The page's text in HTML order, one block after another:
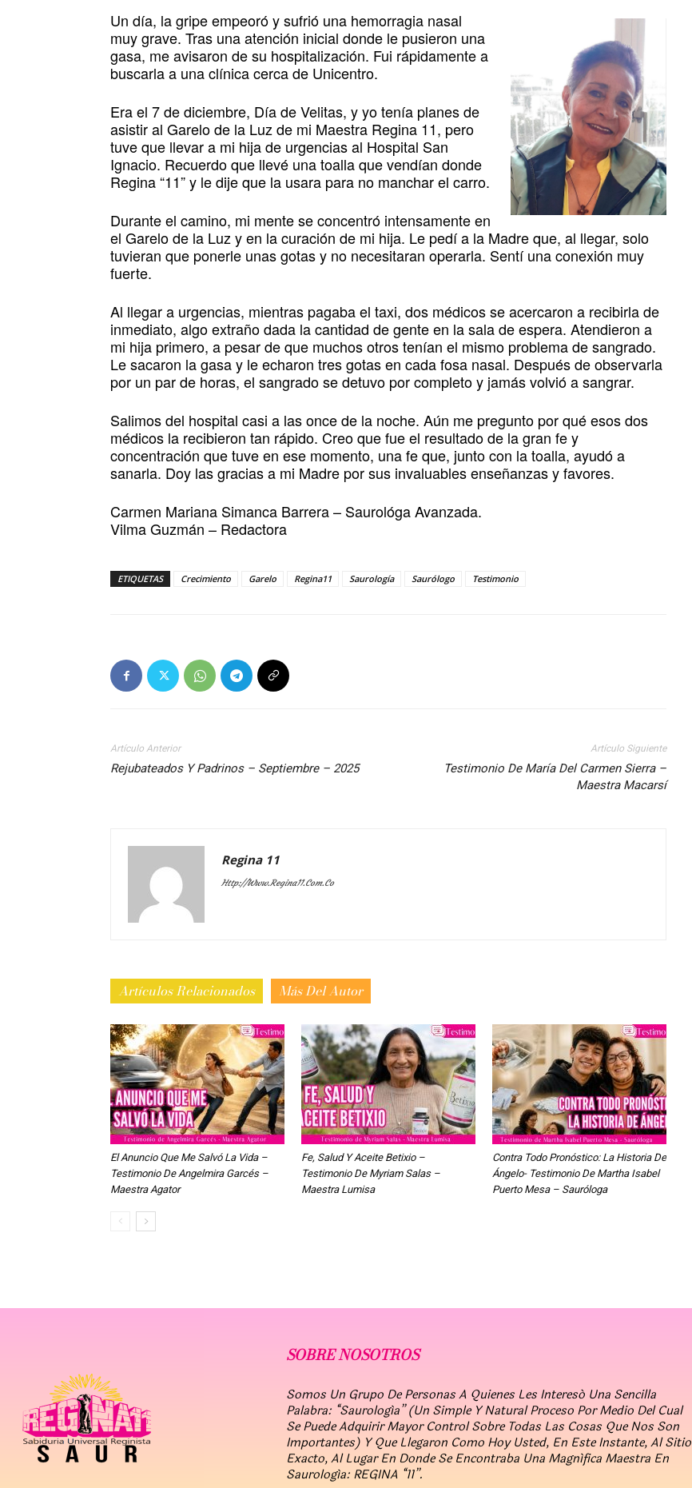
Un día, la gripe empeoró y sufrió una hemorragia nasal
muy grave. Tras una atención inicial donde le pusieron una
gasa, me avisaron de su hospitalización. Fui rápidamente a
buscarla a una clínica cerca de Unicentro.
Era el 7 de diciembre, Día de Velitas, y yo tenía planes de
asistir al Garelo de la Luz de mi Maestra Regina 11, pero
tuve que llevar a mi hija de urgencias al Hospital San
Ignacio. Recuerdo que llevé una toalla que vendían donde
Regina “11” y le dije que la usara para no manchar el carro.
Durante el camino, mi mente se concentró intensamente en
el Garelo de la Luz y en la curación de mi hija. Le pedí a la Madre que, al llegar, solo
tuvieran que ponerle unas gotas y no necesitaran operarla. Sentí una conexión muy
fuerte.
Al llegar a urgencias, mientras pagaba el taxi, dos médicos se acercaron a recibirla de
inmediato, algo extraño dada la cantidad de gente en la sala de espera. Atendieron a
mi hija primero, a pesar de que muchos otros tenían el mismo problema de sangrado.
Le sacaron la gasa y le echaron tres gotas en cada fosa nasal. Después de observarla
por un par de horas, el sangrado se detuvo por completo y jamás volvió a sangrar.
Salimos del hospital casi a las once de la noche. Aún me pregunto por qué esos dos
médicos la recibieron tan rápido. Creo que fue el resultado de la gran fe y
concentración que tuve en ese momento, una fe que, junto con la toalla, ayudó a
sanarla. Doy las gracias a mi Madre por sus invaluables enseñanzas y favores.
Carmen Mariana Simanca Barrera – Saurológa Avanzada.
Vilma Guzmán – Redactora
ETIQUETAS Crecimiento Garelo Regina11 Saurología Saurólogo Testimonio
Artículo Anterior
Rejubateados Y Padrinos – Septiembre – 2025
Artículo Siguiente
Testimonio De María Del Carmen Sierra –
Maestra Macarsí
Regina 11
Http://www.regina11.com.co
Artículos Relacionados Más Del Autor
El Anuncio Que Me Salvó La Vida –
Testimonio De Angelmira Garcés –
Maestra Agator
Fe, Salud Y Aceite Betixio –
Testimonio De Myriam Salas –
Maestra Lumisa
Contra Todo Pronóstico: La Historia De
Ángelo- Testimonio De Martha Isabel
Puerto Mesa – Sauróloga
SOBRE NOSOTROS
Somos Un Grupo De Personas A Quienes Les Interesó Una Sencilla
Palabra: “Saurología” (un Simple Y Natural Proceso Por Medio Del Cual
Se Puede Adquirir Mayor Control Sobre Todas Las Cosas Que Nos Son
Importantes) Y Que Llegaron Como Hoy Usted, En Este Instante, Al Sitio
Exacto, Al Lugar En Donde Se Encontraba Una Magnífica Maestra En
Saurología: REGINA “11”.